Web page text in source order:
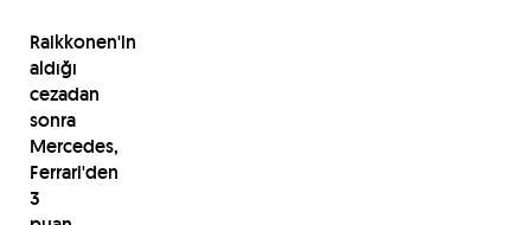
Raikkonen'in
aldığı
cezadan
sonra
Mercedes,
Ferrari'den
3